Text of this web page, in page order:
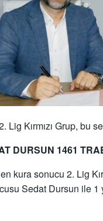
Lig Kırmızı Grup, bu
DURSUN 1461
kura sonucu 2. Lig
Sedat Dursun ile 1